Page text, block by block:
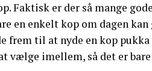
Faktisk er der så mange
en enkelt kop om dagen
frem til at nyde en kop
vælge imellem, så det er